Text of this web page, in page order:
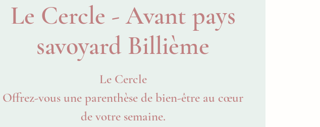
Le Cercle - Avant pays
savoyard Billième
Le Cercle
Offrez-vous une parenthèse de bien-être au cœur
de votre semaine.